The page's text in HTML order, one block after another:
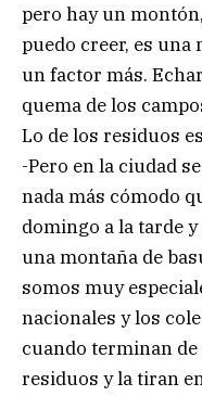
pero hay un
puedo creer, es una
un factor más.
quema de los
Lo de los residuos
-Pero en la ciudad
nada más cómodo
domingo a la tarde
una montaña de
somos muy
nacionales y los
cuando terminan
residuos y la tiran